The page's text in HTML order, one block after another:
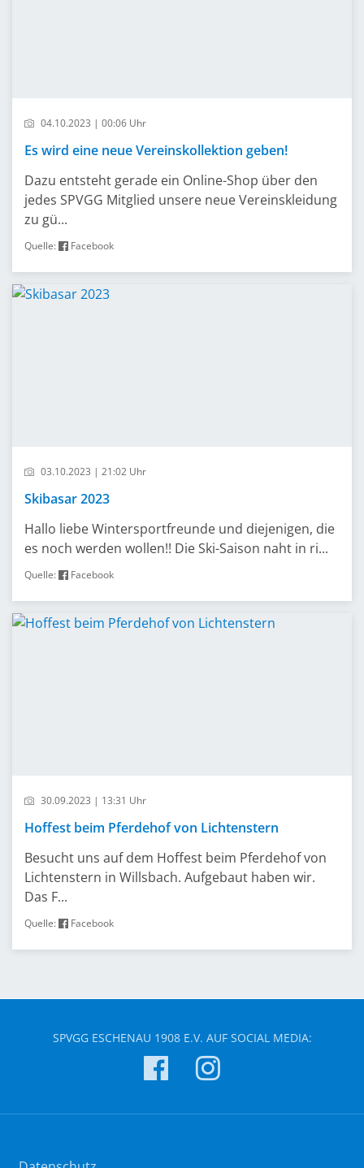
04.10.2023 | 00:06 Uhr
Es wird eine neue Vereinskollektion geben!
Dazu entsteht gerade ein Online-Shop über den
jedes SPVGG Mitglied unsere neue Vereinskleidung
zu gü...
Quelle: Facebook
03.10.2023 | 21:02 Uhr
Skibasar 2023
Hallo liebe Wintersportfreunde und diejenigen, die
es noch werden wollen!! Die Ski-Saison naht in ri...
Quelle: Facebook
30.09.2023 | 13:31 Uhr
Hoffest beim Pferdehof von Lichtenstern
Besucht uns auf dem Hoffest beim Pferdehof von
Lichtenstern in Willsbach. Aufgebaut haben wir.
Das F...
Quelle: Facebook
SPVGG ESCHENAU 1908 E.V. AUF SOCIAL MEDIA: